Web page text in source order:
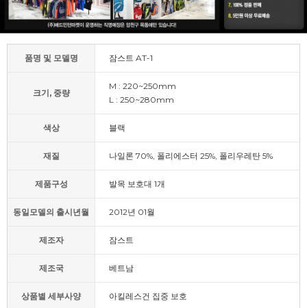
품명 및 모델명 잠스트 AT-1
크기, 중량
M : 220~250mm
L : 250~280mm
색상 블랙
재질 나일론 70%, 폴리에스터 25%, 폴리우레탄 5%
제품구성 발목 보호대 1개
동일모델의 출시년월 2012년 01월
제조자 잠스트
제조국 베트남
상품별 세부사양 아킬레스건 집중 보호